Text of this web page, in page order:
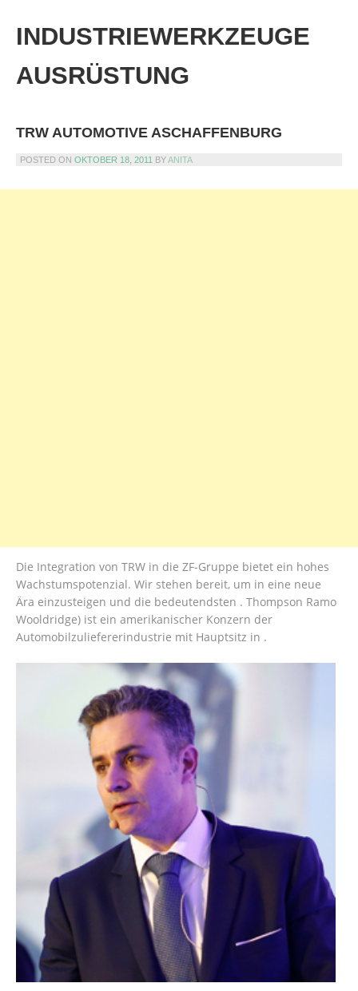
content
INDUSTRIEWERKZEUGE
AUSRÜSTUNG
TRW AUTOMOTIVE ASCHAFFENBURG
POSTED ON OKTOBER 18, 2011 BYANITA
Die Integration von TRW in die ZF-Gruppe bietet ein hohes
Wachstumspotenzial. Wir stehen bereit, um in eine neue
Ära einzusteigen und die bedeutendsten . Thompson Ramo
Wooldridge) ist ein amerikanischer Konzern der
Automobilzuliefererindustrie mit Hauptsitz in .